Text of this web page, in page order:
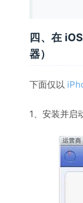
四、在
器）
下面仅以
1、安装并启